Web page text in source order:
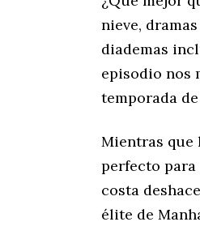
nieve,
diademas
episodio nos
temporada de
Mientras que
perfecto
costa
élite de